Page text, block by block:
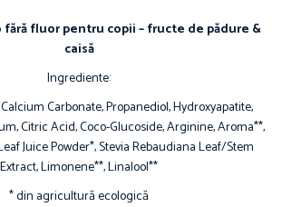
fără fluor pentru copii – fructe de pădure &
caisă
Ingrediente:
Carbonate, Propanediol, Hydroxyapatite,
Citric Acid, Coco-Glucoside, Arginine, Aroma**,
Juice Powder*, Stevia Rebaudiana Leaf/Stem
Extract, Limonene**, Linalool**
* din agricultură ecologică